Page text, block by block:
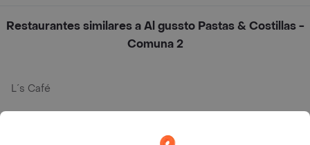
Restaurantes similares a Al gussto Pastas & Costillas -
Comuna 2
L´s Café
Philippe